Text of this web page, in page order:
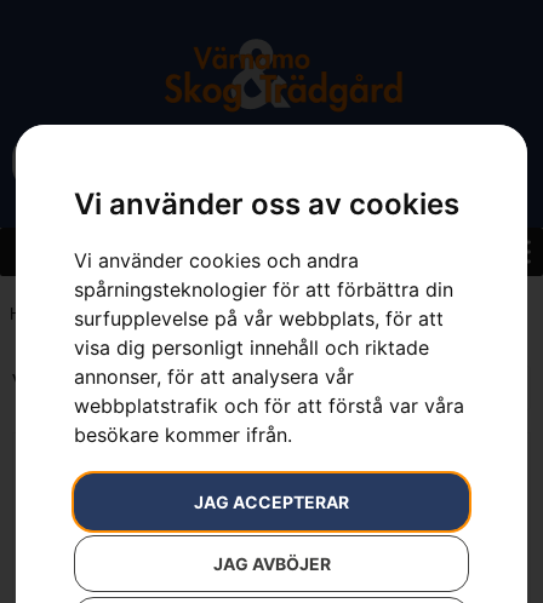
Vi använder oss av cookies
Vi använder cookies och andra
spårningsteknologier för att förbättra din
surfupplevelse på vår webbplats, för att
visa dig personligt innehåll och riktade
annonser, för att analysera vår
webbplatstrafik och för att förstå var våra
besökare kommer ifrån.
JAG ACCEPTERAR
JAG AVBÖJER
Hem Sortiment»Skog»Skärutrustning»Röjsågsklingor
Visar alla 2 resultat